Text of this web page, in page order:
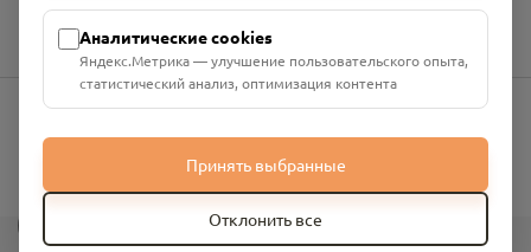
info@pomnim.online
Аналитические cookies
Яндекс.Метрика — улучшение пользовательского опыта,
статистический анализ, оптимизация контента
Принять выбранные
Отклонить все